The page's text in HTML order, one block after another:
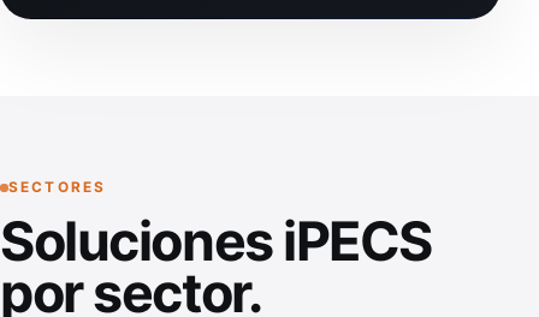
SECTORES
Soluciones iPECS
por sector.